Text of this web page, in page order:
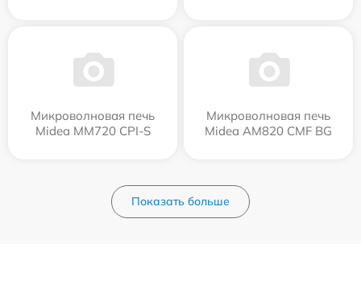
Микроволновая печь
Midea MM720 CPI-S
Микроволновая печь
Midea AM820 CMF BG
Показать больше